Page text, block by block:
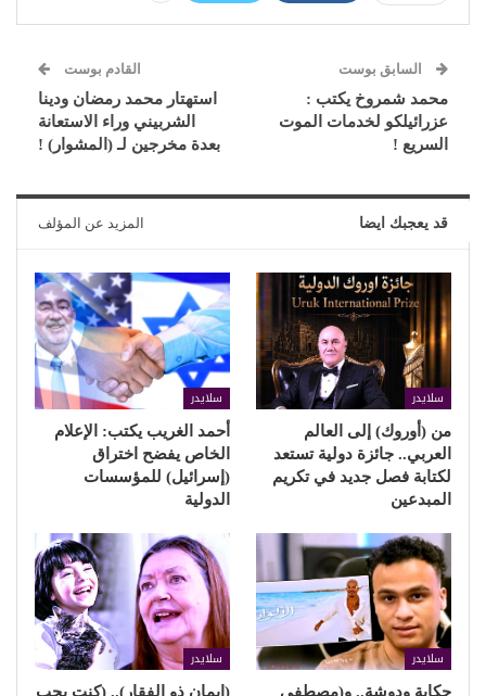
السابق بوست
محمد شمروخ يكتب :
عزرائيلكو لخدمات الموت
السريع !
القادم بوست
استهتار محمد رمضان ودينا
الشربيني وراء الاستعانة
بعدة مخرجين لـ (المشوار) !
قد يعجبك ايضا المزيد عن المؤلف
سلايدر
من (أوروك) إلى العالم
العربي.. جائزة دولية تستعد
لكتابة فصل جديد في تكريم
المبدعين
سلايدر
أحمد الغريب يكتب: الإعلام
الخاص يفضح اختراق
(إسرائيل) للمؤسسات
الدولية
سلايدر
حكاية ودوشة.. و(مصطفى
سلايدر
(إيمان ذو الفقار).. (كنت بحب